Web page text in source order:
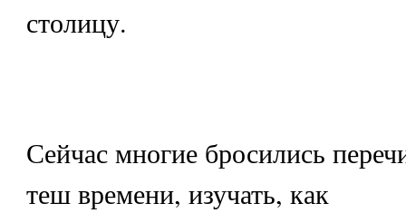
столицу.
Сейчас многие бросились
теш времени, изучать, как